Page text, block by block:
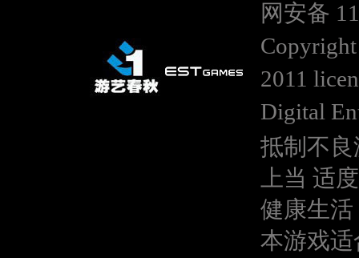
网安备
2011
Digital
抵制不
上当 适
健康生活
本游戏